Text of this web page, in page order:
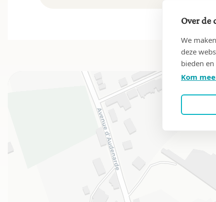
Over de
We
deze
bieden
Kom